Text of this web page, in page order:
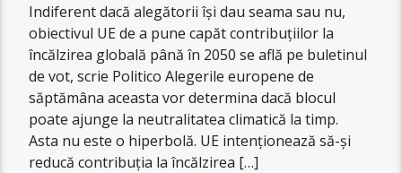
Indiferent dacă alegătorii își dau seama sau nu,
obiectivul UE de a pune capăt contribuțiilor la
încălzirea globală până în 2050 se află pe buletinul
de vot, scrie Politico Alegerile europene de
săptămâna aceasta vor determina dacă blocul
poate ajunge la neutralitatea climatică la timp.
Asta nu este o hiperbolă. UE intenționează să-și
reducă contribuția la încălzirea […]